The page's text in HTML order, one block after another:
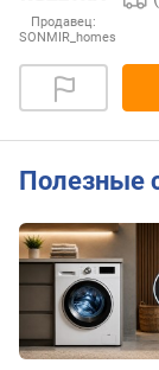
Продавец:
SONMIR_homes
Полезные